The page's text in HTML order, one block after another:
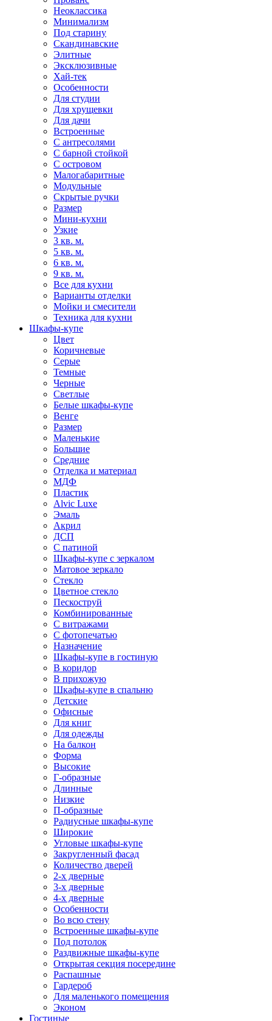
Неоклассика
Минимализм
Под старину
Скандинавские
Элитные
Эксклюзивные
Хай-тек
Особенности
Для студии
Для хрущевки
Для дачи
Встроенные
С антресолями
С барной стойкой
С островом
Малогабаритные
Модульные
Скрытые ручки
Размер
Мини-кухни
Узкие
3 кв. м.
5 кв. м.
6 кв. м.
9 кв. м.
Все для кухни
Варианты отделки
Мойки и смесители
Техника для кухни
Шкафы-купе
Цвет
Коричневые
Серые
Темные
Черные
Светлые
Белые шкафы-купе
Венге
Размер
Маленькие
Большие
Средние
Отделка и материал
МДФ
Пластик
Alvic Luxe
Эмаль
Акрил
ДСП
С патиной
Шкафы-купе с зеркалом
Матовое зеркало
Стекло
Цветное стекло
Пескоструй
Комбинированные
С витражами
С фотопечатью
Назначение
Шкафы-купе в гостиную
В коридор
В прихожую
Шкафы-купе в спальню
Детские
Офисные
Для книг
Для одежды
На балкон
Форма
Высокие
Г-образные
Длинные
Низкие
П-образные
Радиусные шкафы-купе
Широкие
Угловые шкафы-купе
Закругленный фасад
Количество дверей
2-х дверные
3-х дверные
4-х дверные
Особенности
Во всю стену
Встроенные шкафы-купе
Под потолок
Раздвижные шкафы-купе
Открытая секция посередине
Распашные
Гардероб
Для маленького помещения
Эконом
Гостиные